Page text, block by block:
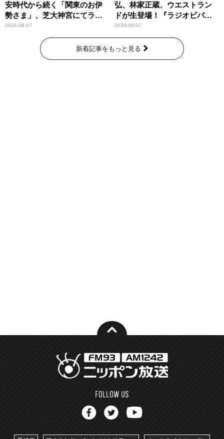
安時代から続く「関東のお伊
勢さま」、芝大神宮にてラン
パンプスが合格祈願！
2026.08.07
弘、林家正蔵、ウエストラン
ドが生登場！『ラジオビバリ
ー昼ズ』
2026.08.07
新着記事をもっと見る